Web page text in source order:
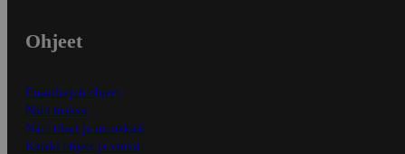
Ohjeet
Ensitilaajan ohjeet
Näin maksat
Näin tilaat ja muokkaat
Kaikki ohjeet ja vinkit